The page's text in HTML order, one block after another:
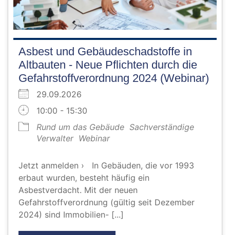
Asbest und Gebäudeschadstoffe in
Altbauten - Neue Pflichten durch die
Gefahrstoffverordnung 2024 (Webinar)
29.09.2026
10:00 - 15:30
Rund um das Gebäude Sachverständige
Verwalter Webinar
Jetzt anmelden › In Gebäuden, die vor 1993
erbaut wurden, besteht häufig ein
Asbestverdacht. Mit der neuen
Gefahrstoffverordnung (gültig seit Dezember
2024) sind Immobilien- [...]